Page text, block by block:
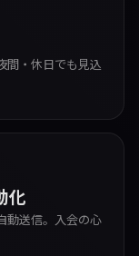
間・休日でも見込
化
動送信。入会の心